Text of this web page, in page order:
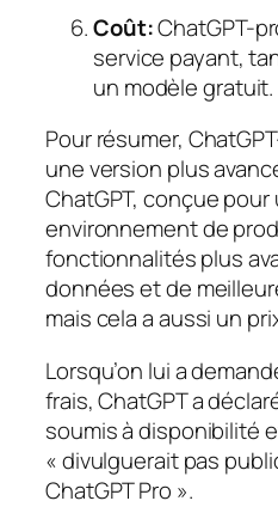
Coût:ChatGPT-
service payant,
un modèle gratuit.
Pour résumer,
une version plus
ChatGPT, conçue
environnement de
fonctionnalités plus
données et de
mais cela a aussi un
Lorsqu’on lui a
frais, ChatGPT a
soumis à disponibilité
« divulguerait pas
ChatGPT Pro ».